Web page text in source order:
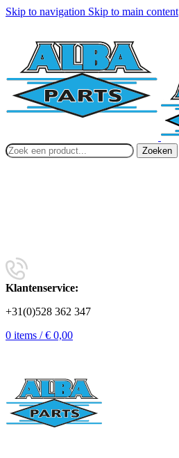
Skip to navigation Skip to main content
Zoeken
Klantenservice:
+31(0)528 362 347
0 items / € 0,00